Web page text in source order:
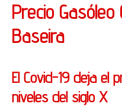
Precio Gasóleo
Baseira
El Covid-19 deja el
niveles del siglo X